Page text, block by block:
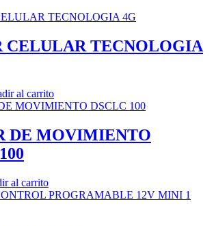
CELULAR TECNOLOGIA
al carrito
DE MOVIMIENTO
al carrito